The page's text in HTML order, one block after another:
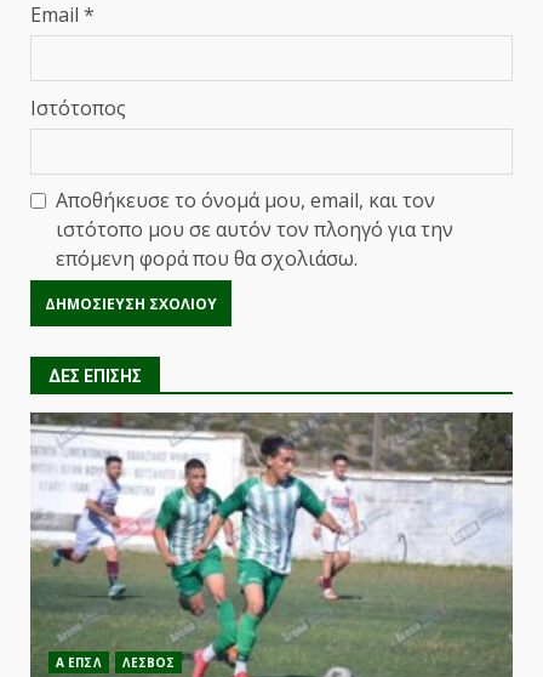
Email *
Ιστότοπος
Αποθήκευσε το όνομά μου, email, και τον
ιστότοπο μου σε αυτόν τον πλοηγό για την
επόμενη φορά που θα σχολιάσω.
ΔΕΣ ΕΠΙΣΗΣ
Α ΕΠΣΛ ΛΕΣΒΟΣ